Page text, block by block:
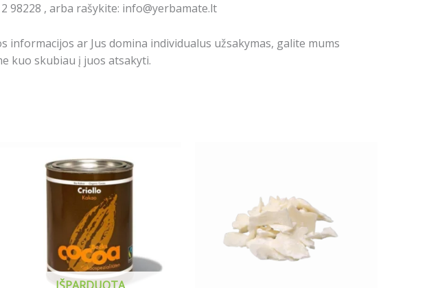
98228 , arba rašykite: info@yerbamate.lt
informacijos ar Jus domina individualus užsakymas, galite mums
kuo skubiau į juos atsakyti.